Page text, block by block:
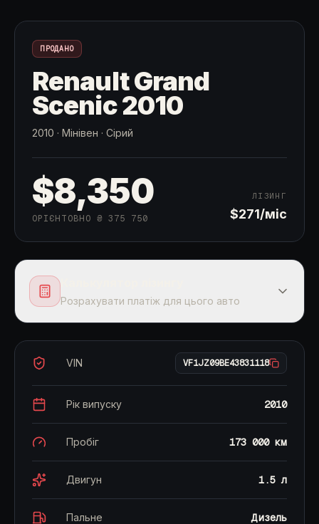
ПРОДАНО
Renault Grand
Scenic 2010
2010 · Мінівен · Сірий
$8,350
ОРІЄНТОВНО ₴375 750
ЛІЗИНГ
$271/міс
Розрахувати платіж для цього авто
ОРІЄНТОВНИЙ ПЛАТІЖ
$271
/ міс.
Вартість авто, $
Перший внесок
VIN VF1JZ09BE43831118
Рік випуску 2010
Пробіг 173 000 км
Двигун 1.5 л
Пальне Дизель